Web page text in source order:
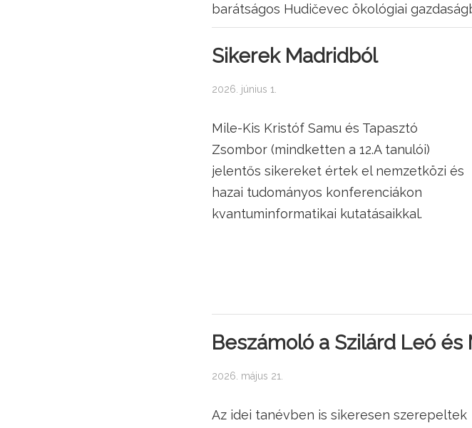
barátságos Hudičevec ökológiai
Sikerek Madridból
2026. június 1.
Mile-Kis Kristóf Samu és Tapasztó
Zsombor (mindketten a 12.A tanulói)
jelentős sikereket értek el nemzetközi és
hazai tudományos konferenciákon
kvantuminformatikai kutatásaikkal.
Beszámoló a Szilárd Leó
2026. május 21.
Az idei tanévben is sikeresen szerepeltek